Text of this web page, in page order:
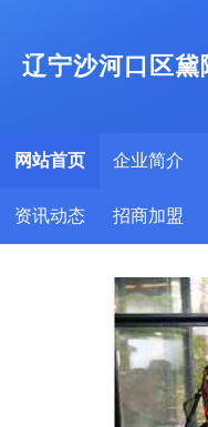
辽宁沙河口区黛
网站首页 企业简介
资讯动态 招商加盟